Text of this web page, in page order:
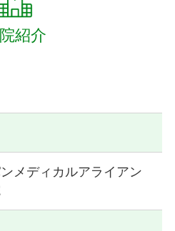
紹介
メディカルアライアン